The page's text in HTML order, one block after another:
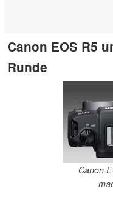
Canon EOS R5
Runde
Canon